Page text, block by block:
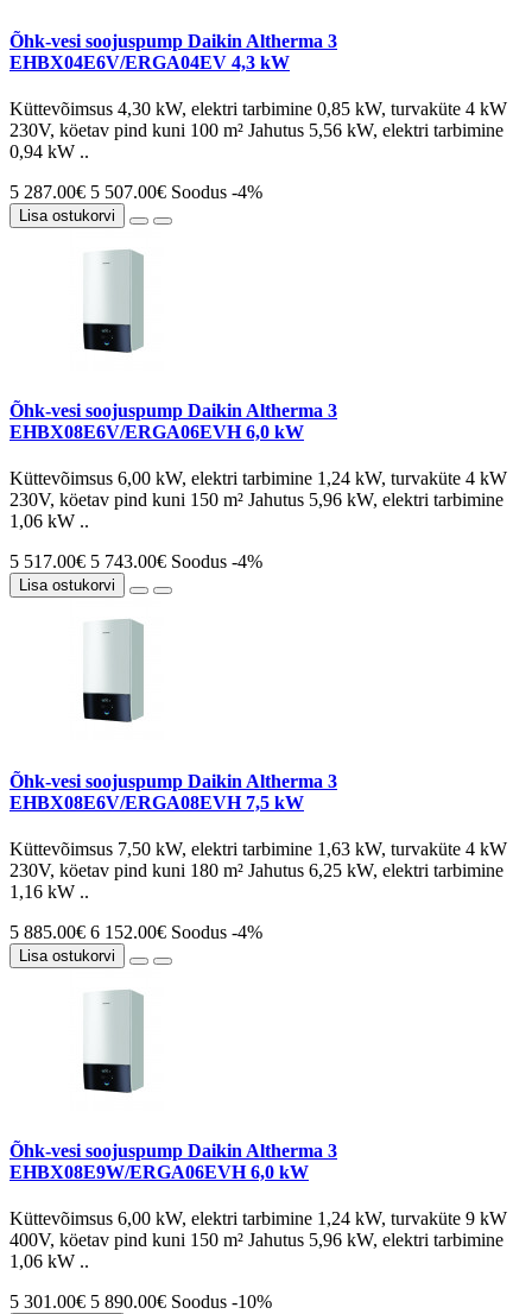
Õhk-vesi soojuspump Daikin Altherma 3
EHBX04E6V/ERGA04EV 4,3 kW
Küttevõimsus 4,30 kW, elektri tarbimine 0,85 kW, turvaküte 4 kW
230V, köetav pind kuni 100 m² Jahutus 5,56 kW, elektri tarbimine
0,94 kW ..
5 287.00€ 5 507.00€ Soodus -4%
Lisa ostukorvi
Õhk-vesi soojuspump Daikin Altherma 3
EHBX08E6V/ERGA06EVH 6,0 kW
Küttevõimsus 6,00 kW, elektri tarbimine 1,24 kW, turvaküte 4 kW
230V, köetav pind kuni 150 m² Jahutus 5,96 kW, elektri tarbimine
1,06 kW ..
5 517.00€ 5 743.00€ Soodus -4%
Lisa ostukorvi
Õhk-vesi soojuspump Daikin Altherma 3
EHBX08E6V/ERGA08EVH 7,5 kW
Küttevõimsus 7,50 kW, elektri tarbimine 1,63 kW, turvaküte 4 kW
230V, köetav pind kuni 180 m² Jahutus 6,25 kW, elektri tarbimine
1,16 kW ..
5 885.00€ 6 152.00€ Soodus -4%
Lisa ostukorvi
Õhk-vesi soojuspump Daikin Altherma 3
EHBX08E9W/ERGA06EVH 6,0 kW
Küttevõimsus 6,00 kW, elektri tarbimine 1,24 kW, turvaküte 9 kW
400V, köetav pind kuni 150 m² Jahutus 5,96 kW, elektri tarbimine
1,06 kW ..
5 301.00€ 5 890.00€ Soodus -10%